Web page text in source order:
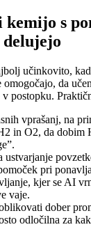
kemijo s
učinkovito,
da
v postopku.
vprašanj, na
in O2, da dobim
ustvarjanje
pri
kjer se AI
vaje.
dober
odločilna za